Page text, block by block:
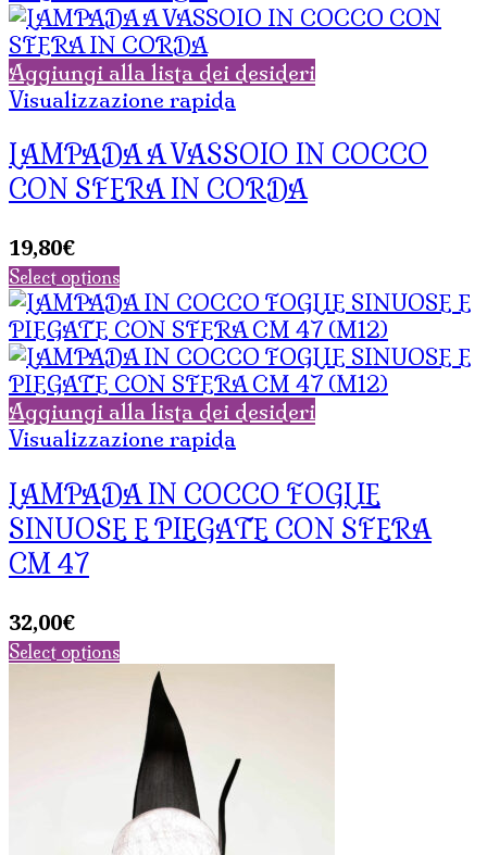
Aggiungi alla lista dei desideri
Visualizzazione rapida
LAMPADA A VASSOIO IN COCCO
CON SFERA IN CORDA
19,80€
Select options
Aggiungi alla lista dei desideri
Visualizzazione rapida
LAMPADA IN COCCO FOGLIE
SINUOSE E PIEGATE CON SFERA
CM 47
32,00€
Select options